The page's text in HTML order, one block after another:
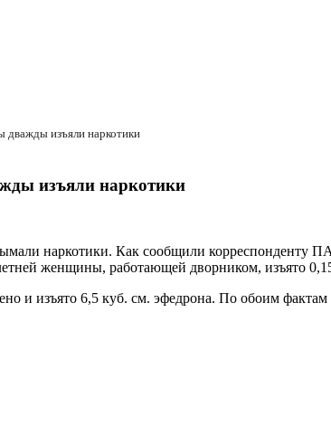
дважды изъяли наркотики
изъяли наркотики
наркотики. Как сообщили корреспонденту
женщины, работающей дворником, изъято
и изъято 6,5 куб. см. эфедрона. По обоим фактам